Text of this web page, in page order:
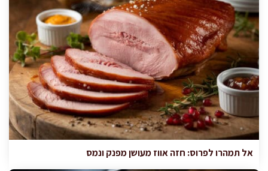
אל תמהרו לפרוס: חזה אווז מעושן מפנק ונמס